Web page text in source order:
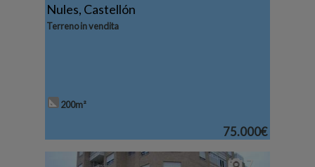
Nules, Castellón
Terreno in vendita
200m²
75.000€